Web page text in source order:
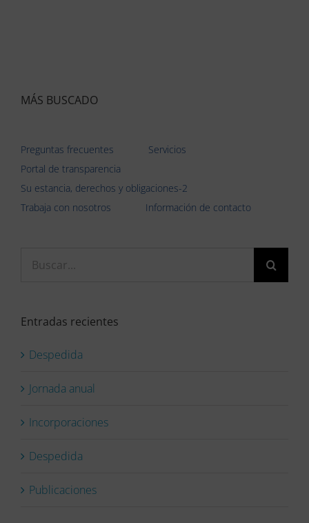
MÁS BUSCADO
Preguntas frecuentes
Servicios
Portal de transparencia
Su estancia, derechos y obligaciones-2
Trabaja con nosotros
Información de contacto
Entradas recientes
Despedida
Jornada anual
Incorporaciones
Despedida
Publicaciones